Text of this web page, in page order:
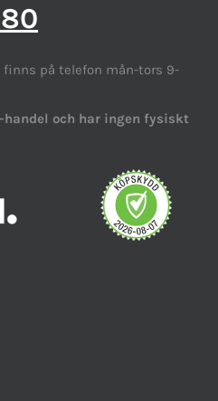
finns på telefon mån-tors 9-
handel och har ingen fysiskt